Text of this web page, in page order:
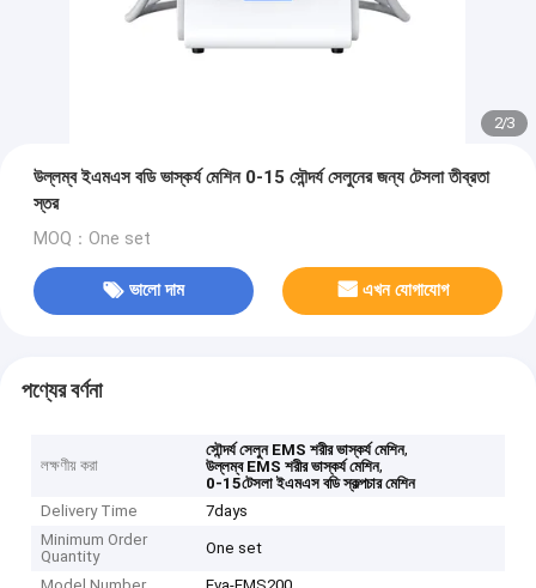
2/3
উল্লম্ব ইএমএস বডি ভাস্কর্য মেশিন 0-15 সৌন্দর্য সেলুনের জন্য টেসলা তীব্রতা
স্তর
MOQ：One set
ভালো দাম এখন যোগাযোগ
পণ্যের বর্ণনা
লক্ষণীয় করা
সৌন্দর্য সেলুন EMS শরীর ভাস্কর্য মেশিন,
উল্লম্ব EMS শরীর ভাস্কর্য মেশিন,
0-15টেসলা ইএমএস বডি স্কল্পচার মেশিন
Delivery Time
7days
Minimum Order
Quantity
One set